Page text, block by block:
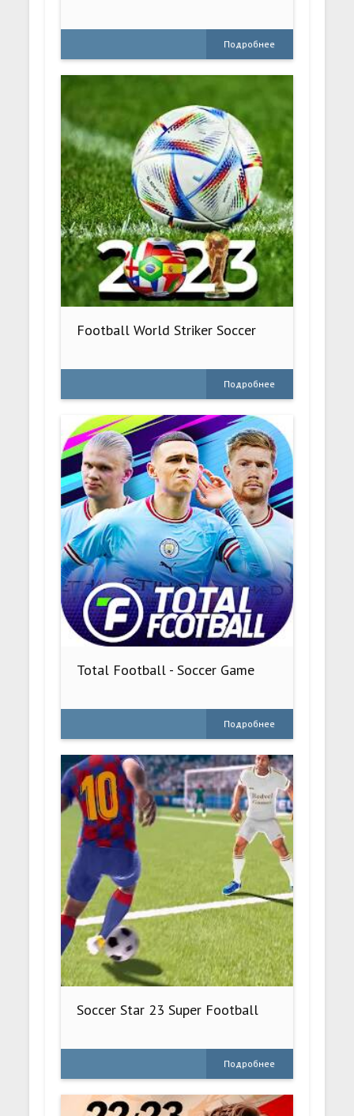
Подробнее
Football World Striker Soccer
Подробнее
Total Football - Soccer Game
Подробнее
Soccer Star 23 Super Football
Подробнее